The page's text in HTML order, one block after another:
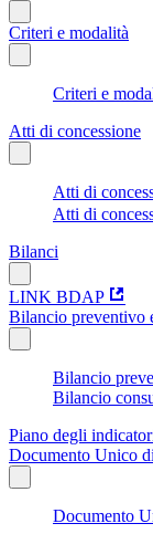
Criteri e modalità
Criteri e
Atti di concessione
Atti di
Atti di
Bilanci
LINK BDAP
Bilancio preventivo
Bilancio
Bilancio
Piano degli
Documento Unico
Documento